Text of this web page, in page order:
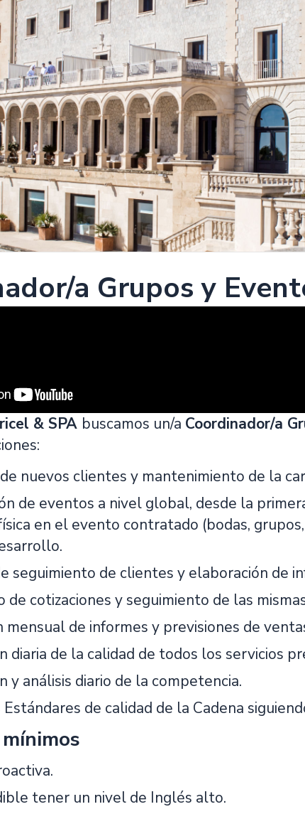
a Grupos y
& SPA buscamos un/a Coordinador/a
nuevos clientes y mantenimiento de la
de eventos a nivel global, desde la
en el evento contratado (bodas,
seguimiento de clientes y elaboración de
de cotizaciones y seguimiento de las
mensual de informes y previsiones de
diaria de la calidad de todos los servicios
y análisis diario de la competencia.
de calidad de la Cadena
tener un nivel de Inglés alto.